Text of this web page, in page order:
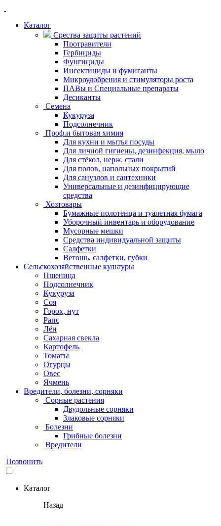
Каталог
Срества защиты растений
Протравители
Гербициды
Фунгициды
Инсектициды и фумиганты
Микроудобрения и стимуляторы роста
ПАВы и Специальные препараты
Десиканты
Семена
Кукуруза
Подсолнечник
Проф.и бытовая химия
Для кухни и мытья посуды
Для личной гигиены, дезинфекция, мыло
Для стёкол, нерж. стали
Для полов, напольных покрытий
Для санузлов и сантехники
Универсальные и дезинфицирующие
средства
Хозтовары
Бумажные полотенца и туалетная бумага
Уборочный инвентарь и оборудование
Мусорные мешки
Средства индивидуальной защиты
Салфетки
Ветошь, салфетки, губки
Сельскохозяйственные культуры
Пшеница
Подсолнечник
Кукуруза
Соя
Горох, нут
Рапс
Лён
Сахарная свекла
Картофель
Томаты
Огурцы
Овес
Ячмень
Вредители, болезни, сорняки
Сорные растения
Двудольные сорняки
Злаковые сорняки
Болезни
Грибные болезни
Вредители
Позвонить
Каталог
Назад